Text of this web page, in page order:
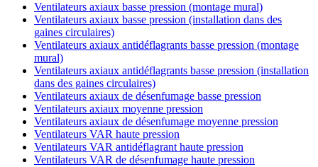
Ventilateurs axiaux basse pression (montage mural)
Ventilateurs axiaux basse pression (installation dans des
gaines circulaires)
Ventilateurs axiaux antidéflagrants basse pression (montage
mural)
Ventilateurs axiaux antidéflagrants basse pression (installation
dans des gaines circulaires)
Ventilateurs axiaux de désenfumage basse pression
Ventilateurs axiaux moyenne pression
Ventilateurs axiaux de désenfumage moyenne pression
Ventilateurs VAR haute pression
Ventilateurs VAR antidéflagrant haute pression
Ventilateurs VAR de désenfumage haute pression